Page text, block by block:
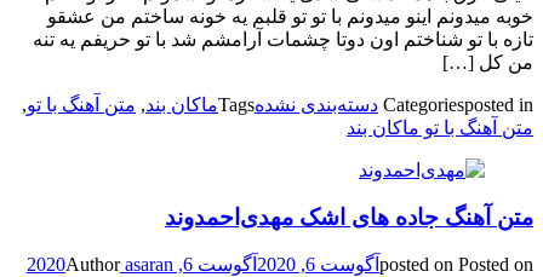
خوبه میدونم اینو میدونم با تو تو قلبم یه خونه ساختم من عشقو
تازه با تو شناختم اون دوتا چشمات آرامشم شد با تو حریفم یه تنه
من کل […]
Categoriesposted in دسته‌بندی نشدهTagsماکان بند, متن آهنگ با تو,
متن آهنگ با تو ماکان بند
متن آهنگ جاده های اشک مهدی‌احمدوند
posted on Posted on آگوست 6, 2020 آگوست 6, 2020 Authorasaran